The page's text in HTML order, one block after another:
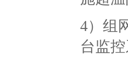
4）组
台监